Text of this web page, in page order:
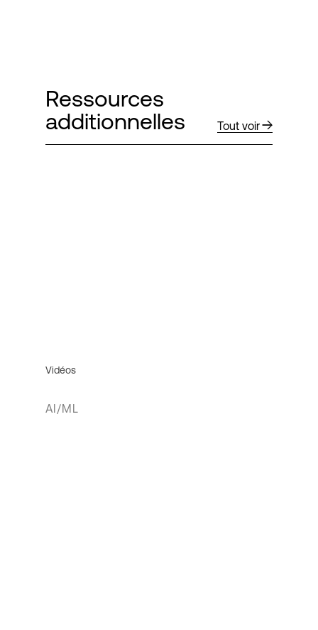
Ressources
additionnelles
Tout voir
Vidéos
AI/ML